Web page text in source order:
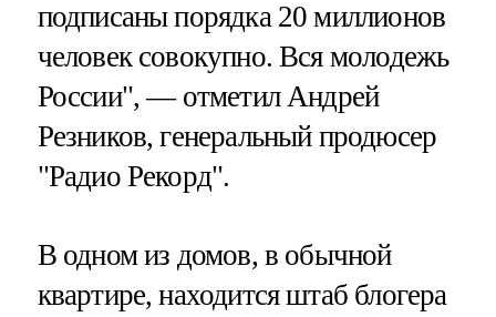
подписаны порядка 20 миллионов
человек совокупно. Вся молодежь
России", — отметил Андрей
Резников, генеральный продюсер
"Радио Рекорд".
В одном из домов, в обычной
квартире, находится штаб блогера